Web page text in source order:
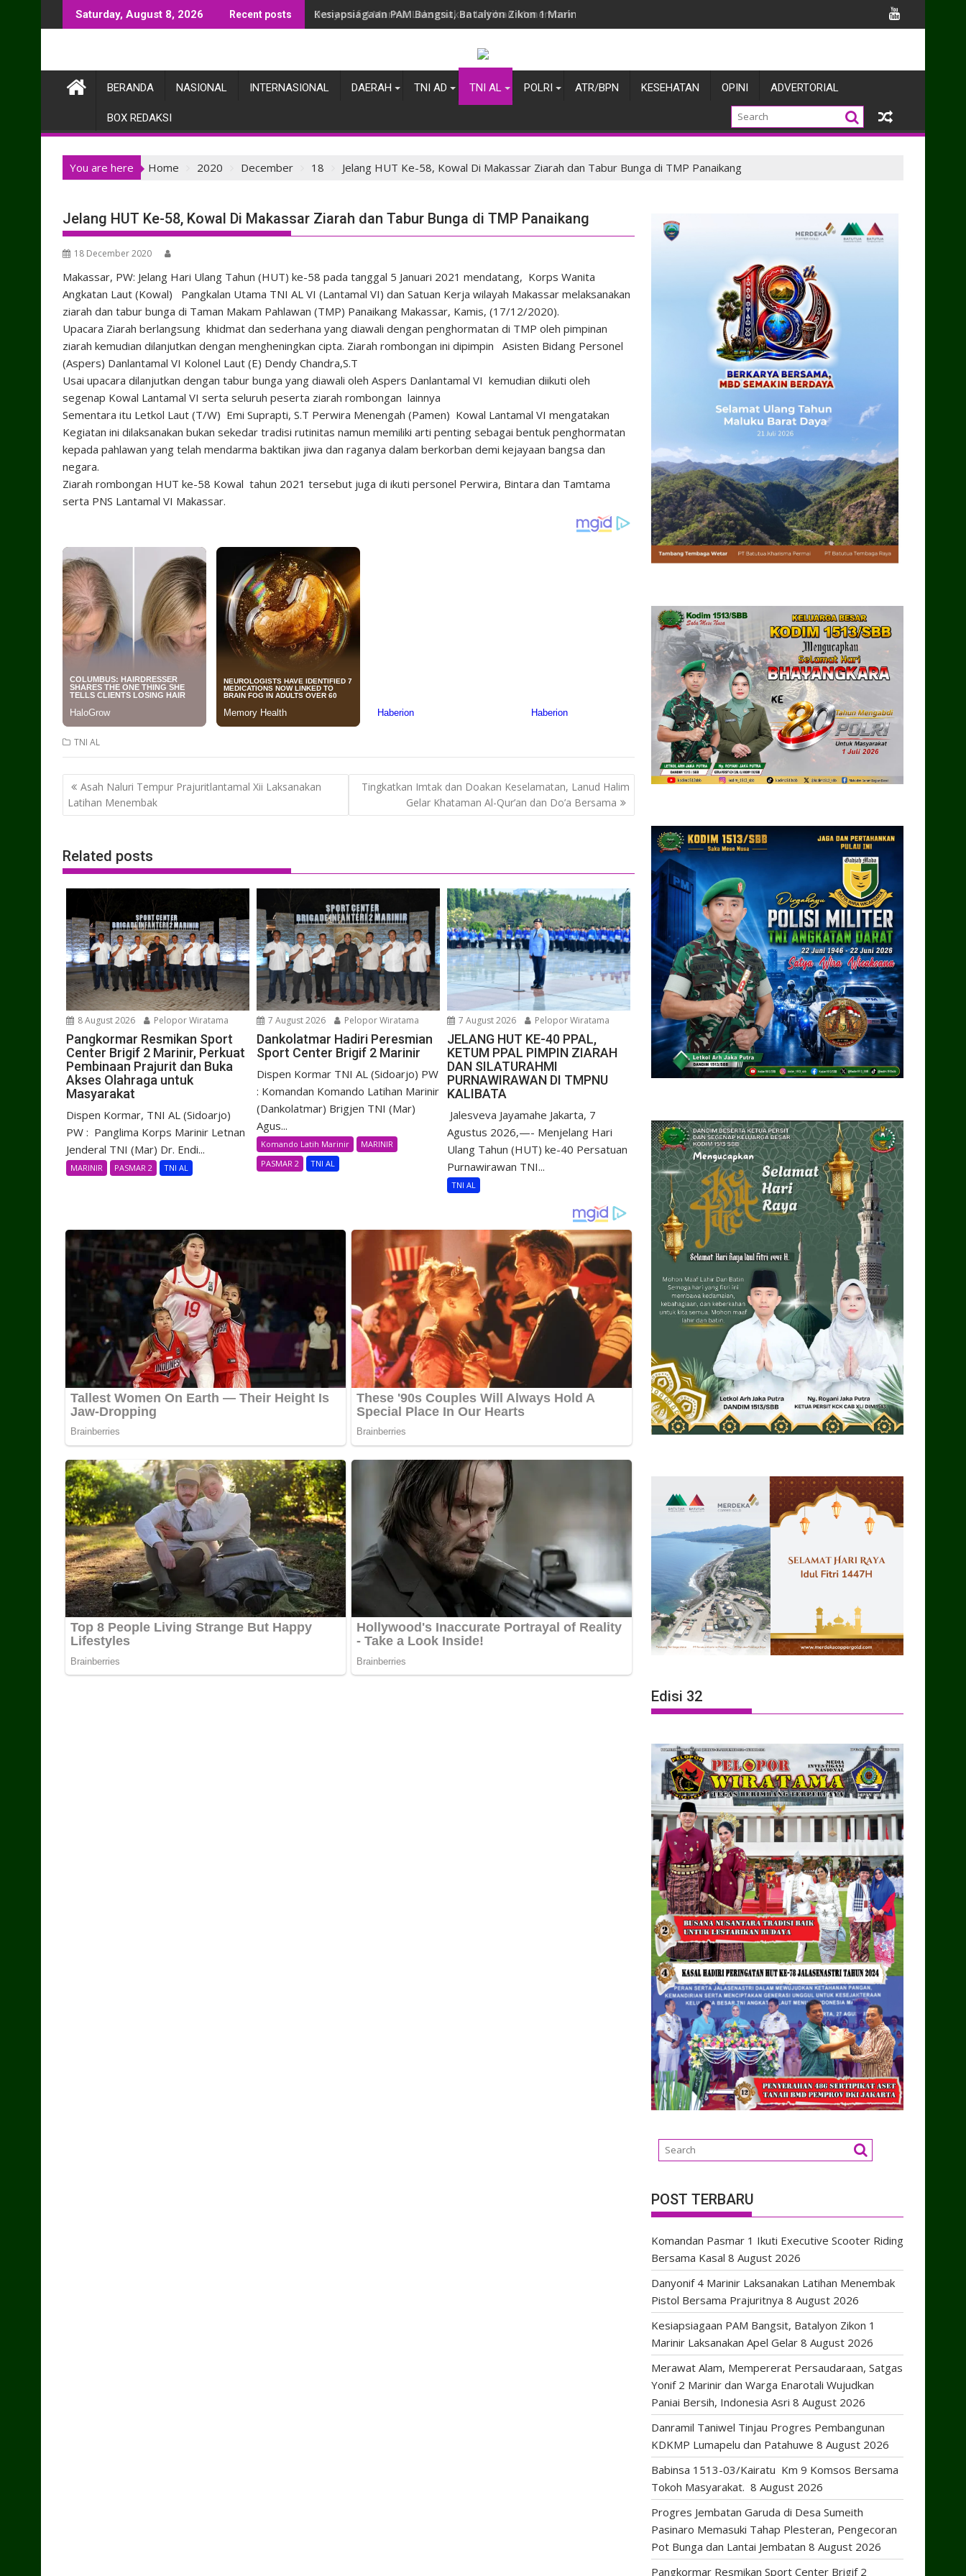
to
Saturday, August 8, 2026 Recent posts Kesiapsiagaan PAM Bangsit, Batalyon Zikon 1 Marinir Laksanakan Apel Gelar
BERANDA NASIONAL INTERNASIONAL DAERAH TNI AD TNI AL POLRI ATR/BPN KESEHATAN OPINI ADVERTORIAL
BOX REDAKSI
You are here Home 2020 December 18 Jelang HUT Ke-58, Kowal Di Makassar Ziarah dan Tabur Bunga di TMP Panaikang
Jelang HUT Ke-58, Kowal Di Makassar Ziarah dan Tabur Bunga di TMP Panaikang
18 December 2020
Makassar, PW: Jelang Hari Ulang Tahun (HUT) ke-58 pada tanggal 5 Januari 2021 mendatang, Korps Wanita
Angkatan Laut (Kowal) Pangkalan Utama TNI AL VI (Lantamal VI) dan Satuan Kerja wilayah Makassar melaksanakan
ziarah dan tabur bunga di Taman Makam Pahlawan (TMP) Panaikang Makassar, Kamis, (17/12/2020).
Upacara Ziarah berlangsung khidmat dan sederhana yang diawali dengan penghormatan di TMP oleh pimpinan
ziarah kemudian dilanjutkan dengan mengheningkan cipta. Ziarah rombongan ini dipimpin Asisten Bidang Personel
(Aspers) Danlantamal VI Kolonel Laut (E) Dendy Chandra,S.T
Usai upacara dilanjutkan dengan tabur bunga yang diawali oleh Aspers Danlantamal VI kemudian diikuti oleh
segenap Kowal Lantamal VI serta seluruh peserta ziarah rombongan lainnya
Sementara itu Letkol Laut (T/W) Emi Suprapti, S.T Perwira Menengah (Pamen) Kowal Lantamal VI mengatakan
Kegiatan ini dilaksanakan bukan sekedar tradisi rutinitas namun memiliki arti penting sebagai bentuk penghormatan
kepada pahlawan yang telah mendarma baktikan jiwa dan raganya dalam berkorban demi kejayaan bangsa dan
negara.
Ziarah rombongan HUT ke-58 Kowal tahun 2021 tersebut juga di ikuti personel Perwira, Bintara dan Tamtama
serta PNS Lantamal VI Makassar.
TNI AL
Post
navigation
Asah Naluri Tempur Prajuritlantamal Xii Laksanakan
Latihan Menembak
Tingkatkan Imtak dan Doakan Keselamatan, Lanud Halim
Gelar Khataman Al-Qur’an dan Do’a Bersama
Related posts
8 August 2026 Pelopor Wiratama
Pangkormar Resmikan Sport
Center Brigif 2 Marinir, Perkuat
Pembinaan Prajurit dan Buka
Akses Olahraga untuk
Masyarakat
Dispen Kormar, TNI AL (Sidoarjo)
PW : Panglima Korps Marinir Letnan
Jenderal TNI (Mar) Dr. Endi...
MARINIR PASMAR 2 TNI AL
7 August 2026 Pelopor Wiratama
Dankolatmar Hadiri Peresmian
Sport Center Brigif 2 Marinir
Dispen Kormar TNI AL (Sidoarjo) PW
: Komandan Komando Latihan Marinir
(Dankolatmar) Brigjen TNI (Mar)
Agus...
Komando Latih Marinir
MARINIR
PASMAR 2
TNI AL
7 August 2026 Pelopor Wiratama
JELANG HUT KE-40 PPAL,
KETUM PPAL PIMPIN ZIARAH
DAN SILATURAHMI
PURNAWIRAWAN DI TMPNU
KALIBATA
​ Jalesveva Jayamahe Jakarta, 7
Agustus 2026,—- Menjelang Hari
Ulang Tahun (HUT) ke-40 Persatuan
Purnawirawan TNI...
TNI AL
Edisi 32
POST TERBARU
Komandan Pasmar 1 Ikuti Executive Scooter Riding
Bersama Kasal 8 August 2026
Danyonif 4 Marinir Laksanakan Latihan Menembak
Pistol Bersama Prajuritnya 8 August 2026
Kesiapsiagaan PAM Bangsit, Batalyon Zikon 1
Marinir Laksanakan Apel Gelar 8 August 2026
Merawat Alam, Mempererat Persaudaraan, Satgas
Yonif 2 Marinir dan Warga Enarotali Wujudkan
Paniai Bersih, Indonesia Asri 8 August 2026
Danramil Taniwel Tinjau Progres Pembangunan
KDKMP Lumapelu dan Patahuwe 8 August 2026
Babinsa 1513-03/Kairatu Km 9 Komsos Bersama
Tokoh Masyarakat. 8 August 2026
Progres Jembatan Garuda di Desa Sumeith
Pasinaro Memasuki Tahap Plesteran, Pengecoran
Pot Bunga dan Lantai Jembatan 8 August 2026
Pangkormar Resmikan Sport Center Brigif 2